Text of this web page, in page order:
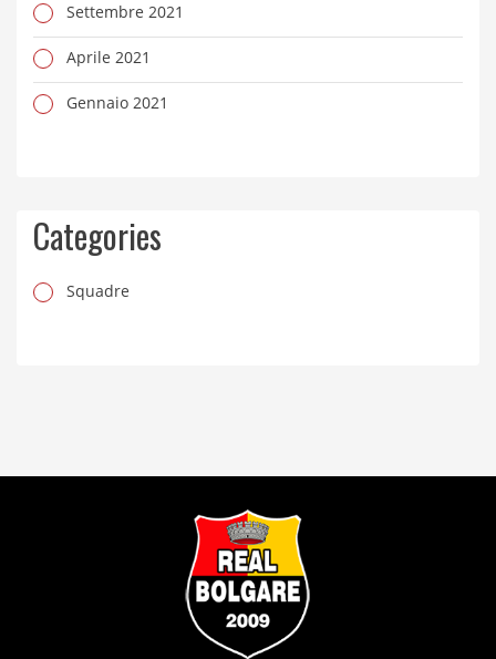
Settembre 2021
Aprile 2021
Gennaio 2021
Categories
Squadre